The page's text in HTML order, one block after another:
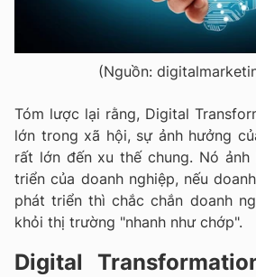
(Nguồn:
Tóm lược lại rằng, Digital
lớn trong xã hội, sự ảnh hưởng
rất lớn đến xu thế chung. Nó
triển của doanh nghiệp, nếu
phát triển thì chắc chắn doanh
khỏi thị trường "nhanh như chớp".
Digital